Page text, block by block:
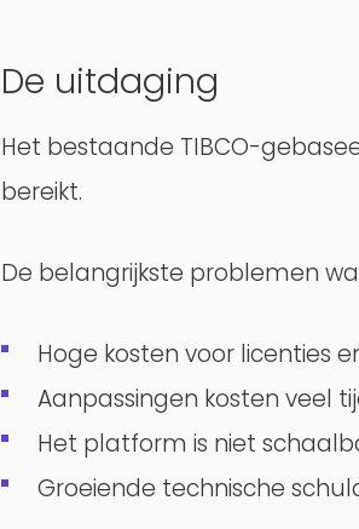
De uitdaging
Het bestaande TIBCO-
bereikt.
De belangrijkste problemen
Hoge kosten voor licenties
Aanpassingen kosten veel
Het platform is niet
Groeiende technische